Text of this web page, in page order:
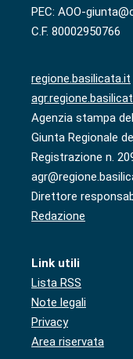
PEC: AOO-
C.F. 80002950766
regione.basilicata.it
Agenzia stampa
Giunta Regionale
Registrazione n.
Direttore
Redazione
Link utili
Lista RSS
Note legali
Privacy
Area riservata